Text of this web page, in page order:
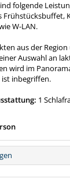
folgende
Frühstücksbuffet,
W-LAN.
aus der Region
Auswahl an
wird im
inbegriffen.
1